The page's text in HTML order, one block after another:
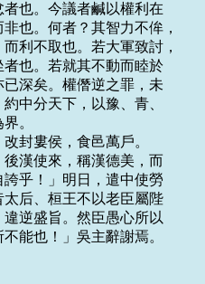
也。今議者鹹以權利在
也。何者？其智力不侔，
利不取也。若大軍致討，
也。若就其不動而睦於
深矣。權僭逆之罪，未
中分天下，以豫、青、
。
封婁侯，食邑萬戶。
漢使來，稱漢德美，而
乎！」明日，遣中使勞
后、桓王不以老臣屬陛
逆盛旨。然臣愚心所以
能也！」吳主辭謝焉。